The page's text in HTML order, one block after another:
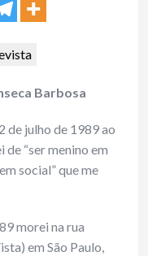
Barbosa
de julho de 1989 ao
de “ser menino em
social” que me
morei na rua
em São Paulo,